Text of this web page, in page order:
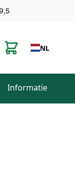
NL
Informatie